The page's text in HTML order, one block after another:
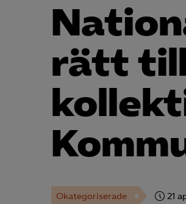
rätt till
Okategoriserade 21